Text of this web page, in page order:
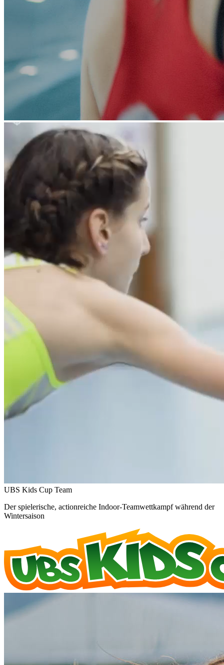
UBS Kids Cup Team
Der spielerische, actionreiche Indoor-Teamwettkampf während der
Wintersaison